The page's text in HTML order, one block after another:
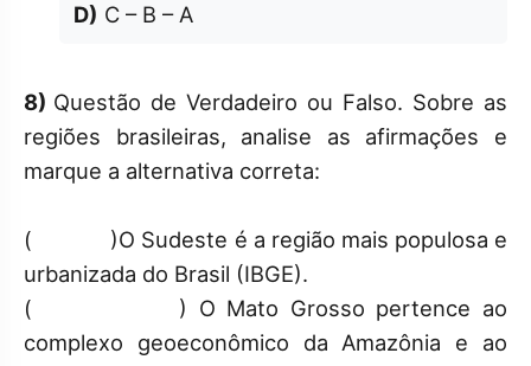
D) C – B – A
8) Questão de Verdadeiro ou Falso. Sobre as
regiões brasileiras, analise as afirmações e
marque a alternativa correta:
( )O Sudeste é a região mais populosa e
urbanizada do Brasil (IBGE).
( ) O Mato Grosso pertence ao
complexo geoeconômico da Amazônia e ao